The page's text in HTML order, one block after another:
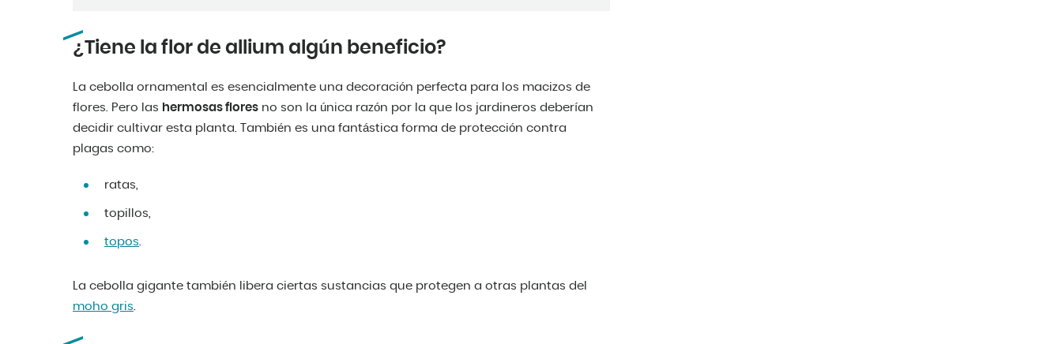
¿Tiene la flor de allium algún beneficio?
La cebolla ornamental es esencialmente una decoración perfecta para los macizos de
flores. Pero las hermosas flores no son la única razón por la que los jardineros deberían
decidir cultivar esta planta. También es una fantástica forma de protección contra
plagas como:
ratas,
topillos,
topos.
La cebolla gigante también libera ciertas sustancias que protegen a otras plantas del
moho gris.